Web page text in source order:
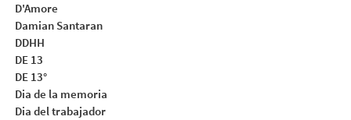
D'Amore
Damian Santaran
DDHH
DE 13
DE 13°
Dia de la memoria
Dia del trabajador